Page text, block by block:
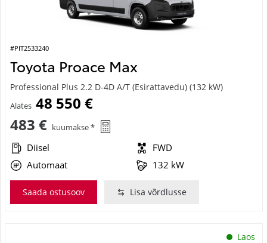
#PIT2533240
Toyota Proace Max
Professional Plus 2.2 D-4D A/T (Esirattavedu) (132 kW)
Alates 48 550 €
483 € kuumakse *
Diisel
FWD
Automaat
132 kW
Saada ostusoov Lisa võrdlusse
Laos